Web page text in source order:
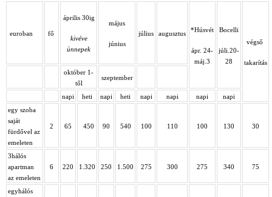
euroban fő
április 30ig
kivéve
ünnepek
május
június
július augusztus
*Húsvét
ápr. 24-
máj.3
Bocelli
júli.20-
28
végső
takarítás
október 1-
től
szeptember
napi heti napi heti napi napi napi
napi
egy szoba
saját
fürdővel az
emeleten
2 65 450 90 540 100 110 100 130 30
3hálós
apartman
az emeleten
6 220 1.320 250 1.500 275 300 275 340 75
egyhálós